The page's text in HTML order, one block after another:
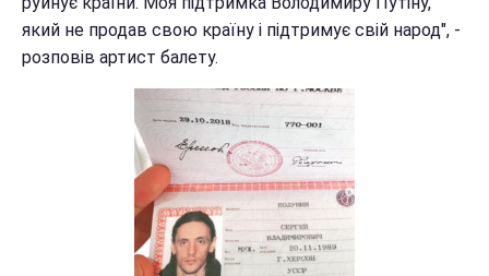
який не продав свою країну і підтримує свій народ", -
розповів артист балету.